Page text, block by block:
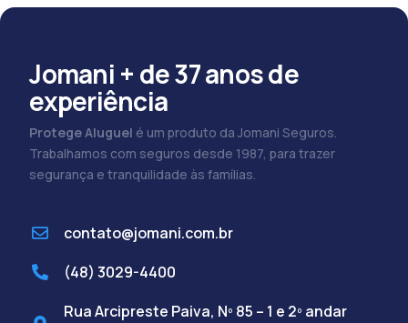
Jomani + de 37 anos de
experiência
Protege Aluguel é um produto da Jomani Seguros.
Trabalhamos com seguros desde 1987, para trazer
segurança e tranquilidade às famílias.
contato@jomani.com.br
(48) 3029-4400
Rua Arcipreste Paiva, Nº 85 – 1 e 2º andar